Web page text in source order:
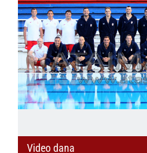
Video dana